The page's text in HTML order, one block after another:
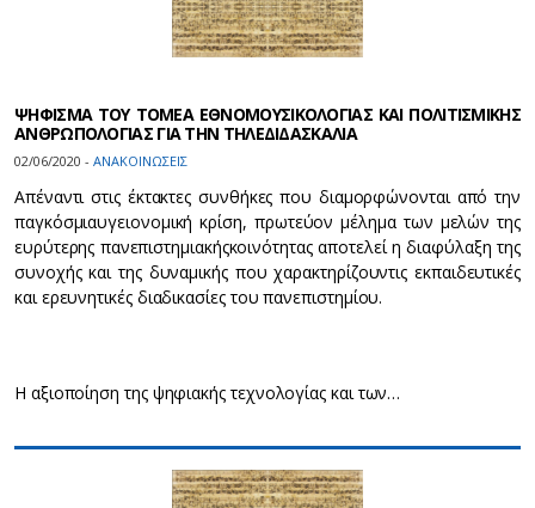
ΨΗΦΙΣΜΑ ΤΟΥ ΤΟΜΕΑ ΕΘΝΟΜΟΥΣΙΚΟΛΟΓΙΑΣ ΚΑΙ ΠΟΛΙΤΙΣΜΙΚΗΣ
ΑΝΘΡΩΠΟΛΟΓΙΑΣ ΓΙΑ ΤΗΝ ΤΗΛΕΔΙΔΑΣΚΑΛΙΑ
02/06/2020 - ΑΝΑΚΟΙΝΩΣΕΙΣ
Απέναντι στις έκτακτες συνθήκες που διαμορφώνονται από την
παγκόσμιαυγειονομική κρίση, πρωτεύον μέλημα των μελών της
ευρύτερης πανεπιστημιακήςκοινότητας αποτελεί η διαφύλαξη της
συνοχής και της δυναμικής που χαρακτηρίζουντις εκπαιδευτικές
και ερευνητικές διαδικασίες του πανεπιστημίου.
Η αξιοποίηση της ψηφιακής τεχνολογίας και των…